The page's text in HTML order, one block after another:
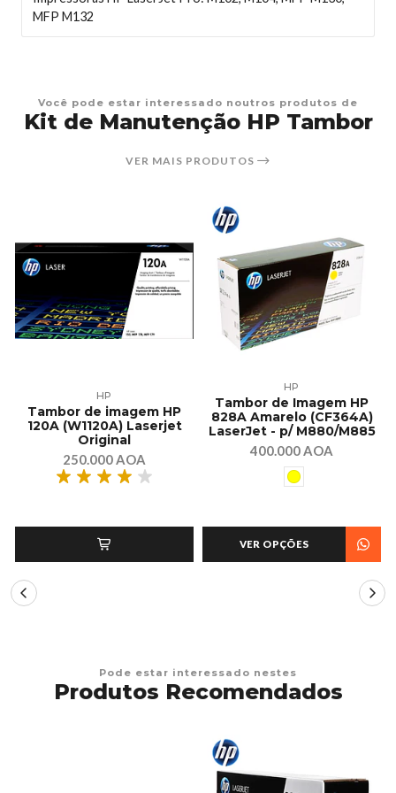
MFP M132
Você pode estar interessado noutros produtos de
Kit de Manutenção HP Tambor
VER MAIS PRODUTOS
HP
Tambor de imagem HP
120A (W1120A) Laserjet
Original
250.000 AOA
HP
Tambor de Imagem HP
828A Amarelo (CF364A)
LaserJet - p/ M880/M885
400.000 AOA
VER OPÇÕES
Pode estar interessado nestes
Produtos Recomendados